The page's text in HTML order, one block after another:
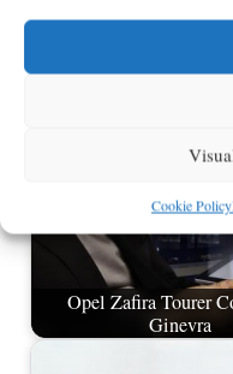
Cookie Policy
Opel Zafira Tourer
Opel Zafira Tourer
Ginevra